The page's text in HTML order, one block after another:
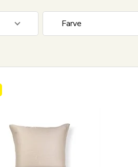
Farve